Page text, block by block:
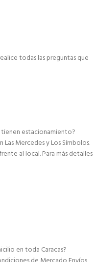
todas las preguntas que
estacionamiento?
Mercedes y Los Símbolos.
al local. Para más detalles
en toda Caracas?